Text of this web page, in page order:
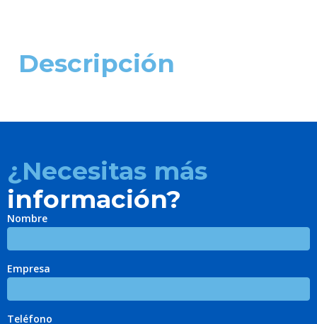
Descripción
¿Necesitas más
información?
Nombre
Empresa
Teléfono